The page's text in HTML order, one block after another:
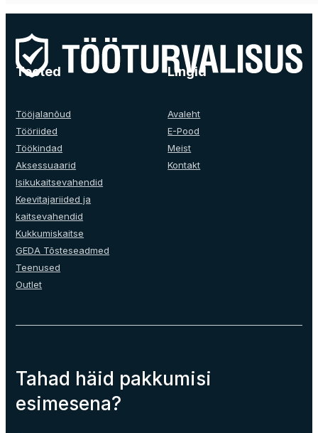
has
multiple
variants.
The
options
be
chosen
on
the
product
page
Tooted
Tööjalanõud
Tööriided
Töökindad
Aksessuaarid
Isikukaitsevahendid
Keevitajariided ja
kaitsevahendid
Kukkumiskaitse
GEDA Tõsteseadmed
Teenused
Outlet
Lingid
Avaleht
E-Pood
Meist
Kontakt
Tahad häid pakkumisi
esimesena?